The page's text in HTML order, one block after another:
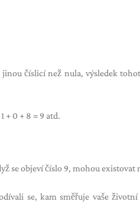
číslicí než nula, výsledek
+ 0 + 8 = 9 atd.
se objeví číslo 9, mohou existovat
se, kam směřuje vaše